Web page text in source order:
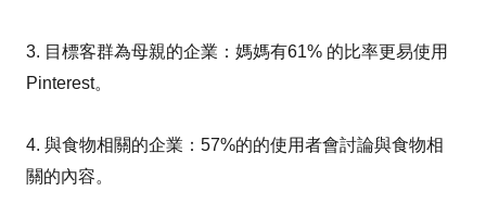
3. 目標客群為母親的企業：媽媽有61% 的比率更易使用
Pinterest。
4. 與食物相關的企業：57%的的使用者會討論與食物相
關的內容。